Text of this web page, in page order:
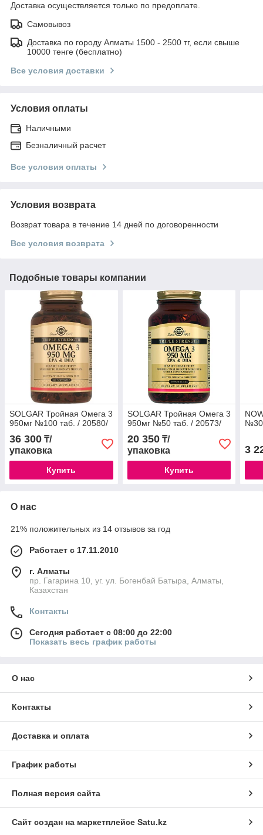
Доставка осуществляется только по предоплате.
Самовывоз
Доставка по городу Алматы 1500 - 2500 тг, если свыше
10000 тенге (бесплатно)
Все условия доставки
Условия оплаты
Наличными
Безналичный расчет
Все условия оплаты
Условия возврата
Возврат товара в течение 14 дней по договоренности
Все условия возврата
Подобные товары компании
SOLGAR Тройная Омега 3
950мг №100 таб. / 20580/
36 300 ₸/
упаковка
Купить
SOLGAR Тройная Омега 3
950мг №50 таб. / 20573/
20 350₸/
упаковка
Купить
№30
3
О нас
21% положительных из 14 отзывов за год
Работает с 17.11.2010
г. Алматы
пр. Гагарина 10, уг. ул. Богенбай Батыра, Алматы,
Казахстан
Контакты
Сегодня работает с 08:00 до 22:00
Показать весь график работы
О нас
Контакты
Доставка и оплата
График работы
Полная версия сайта
Сайт создан на маркетплейсе Satu.kz